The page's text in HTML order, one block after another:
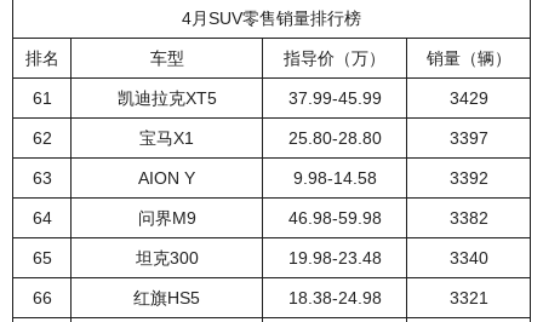
4月SUV零售销量排行榜
排名 车型 指导价（万） 销量（辆）
61 凯迪拉克XT5 37.99-45.99 3429
62 宝马X1 25.80-28.80 3397
63 AION Y 9.98-14.58 3392
64 问界M9 46.98-59.98 3382
65 坦克300 19.98-23.48 3340
66 红旗HS5 18.38-24.98 3321